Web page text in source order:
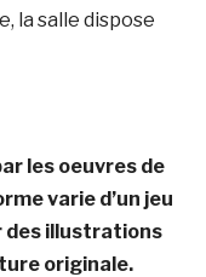
la salle dispose
les oeuvres de
varie d’un jeu
des illustrations
originale.